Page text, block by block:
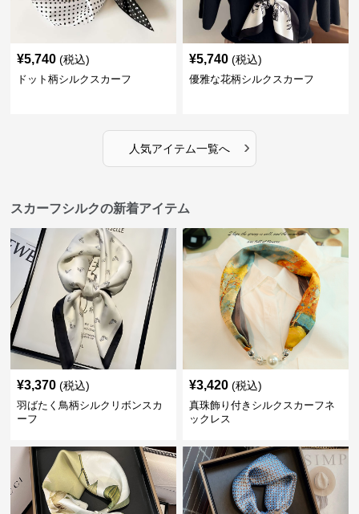
¥5,740 (税込)
ドット柄シルクスカーフ
¥5,740 (税込)
優雅な花柄シルクスカーフ
人気アイテム一覧へ ›
スカーフシルクの新着アイテム
¥3,370 (税込)
羽ばたく鳥柄シルクリボンスカ
ーフ
¥3,420 (税込)
真珠飾り付きシルクスカーフネ
ックレス